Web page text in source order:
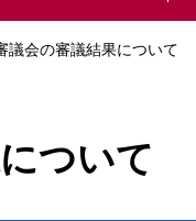
会の審議結果について
ついて